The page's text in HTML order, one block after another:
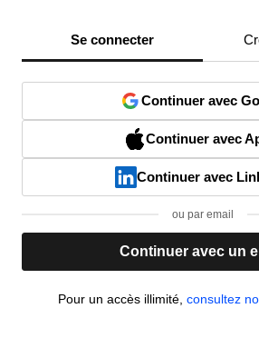
Se connecter
Continuer avec
Continuer avec
Continuer avec
ou par email
Continuer avec un
Pour un accès illimité, consultez